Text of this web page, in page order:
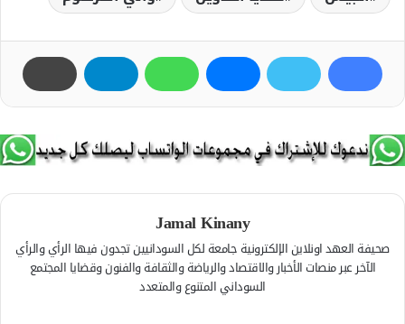
Jamal Kinany
صحيفة العهد اونلاين الإلكترونية جامعة لكل السودانيين تجدون فيها الرأي والرأي
الآخر عبر منصات الأخبار والاقتصاد والرياضة والثقافة والفنون وقضايا المجتمع
السوداني المتنوع والمتعدد